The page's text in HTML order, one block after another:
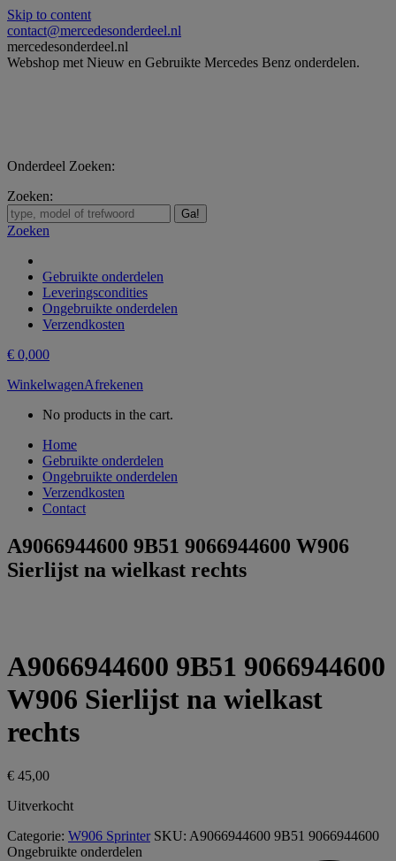
Skip to content
contact@mercedesonderdeel.nl
mercedesonderdeel.nl
Webshop met Nieuw en Gebruikte Mercedes Benz onderdelen.
Onderdeel Zoeken:
Zoeken:
Zoeken
Gebruikte onderdelen
Leveringscondities
Ongebruikte onderdelen
Verzendkosten
€ 0,000
WinkelwagenAfrekenen
No products in the cart.
Home
Gebruikte onderdelen
Ongebruikte onderdelen
Verzendkosten
Contact
A9066944600 9B51 9066944600 W906
Sierlijst na wielkast rechts
A9066944600 9B51 9066944600
W906 Sierlijst na wielkast
rechts
€ 45,00
Uitverkocht
Categorie: W906 Sprinter SKU: A9066944600 9B51 9066944600
Ongebruikte onderdelen